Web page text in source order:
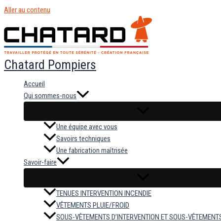
Aller au contenu
Chatard Pompiers
Accueil
Qui sommes-nous
Une équipe avec vous
Savoirs techniques
Une fabrication maîtrisée
Savoir-faire
TENUES INTERVENTION INCENDIE
VÊTEMENTS PLUIE/FROID
SOUS-VÊTEMENTS D’INTERVENTION ET SOUS-